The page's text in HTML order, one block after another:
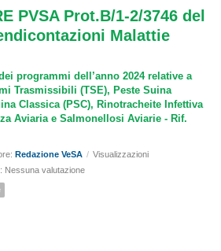
PVSA Prot.B/1-2/3746 del
Malattie
programmi dell’anno 2024 relative a
Trasmissibili (TSE), Peste Suina
Classica (PSC), Rinotracheite Infettiva
Aviaria e Salmonellosi Aviarie - Rif.
Redazione VeSA / Visualizzazioni
Nessuna valutazione